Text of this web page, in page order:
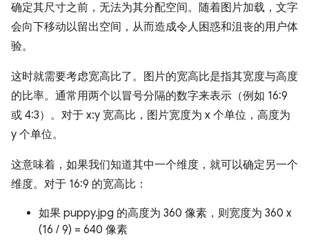
确定其尺寸之前，无法为其分配空间。随着图片加载，文字
会向下移动以留出空间，从而造成令人困惑和沮丧的用户体
验。
这时就需要考虑宽高比了。图片的宽高比是指其宽度与高度
的比率。通常用两个以冒号分隔的数字来表示（例如 16:9
或 4:3）。对于 x:y 宽高比，图片宽度为 x 个单位，高度为
y 个单位。
这意味着，如果我们知道其中一个维度，就可以确定另一个
维度。对于 16:9 的宽高比：
如果 puppy.jpg 的高度为 360 像素，则宽度为 360 x
(16 / 9) = 640 像素